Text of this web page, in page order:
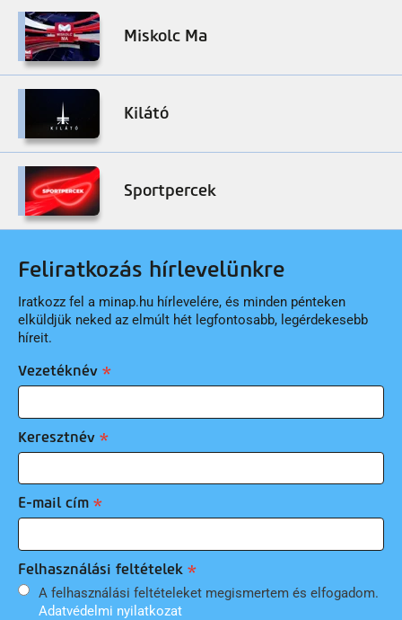
Miskolc Ma
Kilátó
Sportpercek
Feliratkozás hírlevelünkre
Iratkozz fel a minap.hu hírlevelére, és minden pénteken
elküldjük neked az elmúlt hét legfontosabb, legérdekesebb
híreit.
Vezetéknév
Keresztnév
E-mail cím
Felhasználási feltételek
A felhasználási feltételeket megismertem és elfogadom.
Adatvédelmi nyilatkozat